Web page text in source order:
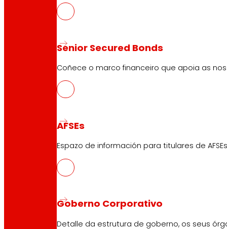
Senior Secured Bonds
Coñece o marco financeiro que apoia as
AFSEs
Espazo de información para titulares de
Goberno Corporativo
Detalle da estrutura de goberno, os seus